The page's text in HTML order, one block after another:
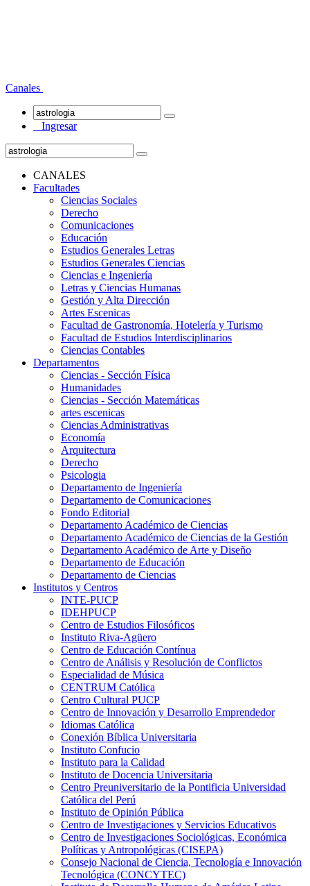
Canales
Ingresar
CANALES
Facultades
Ciencias Sociales
Derecho
Comunicaciones
Educación
Estudios Generales Letras
Estudios Generales Ciencias
Ciencias e Ingeniería
Letras y Ciencias Humanas
Gestión y Alta Dirección
Artes Escenicas
Facultad de Gastronomía, Hotelería y Turismo
Facultad de Estudios Interdisciplinarios
Ciencias Contables
Departamentos
Ciencias - Sección Física
Humanidades
Ciencias - Sección Matemáticas
artes escenicas
Ciencias Administrativas
Economía
Arquitectura
Derecho
Psicologia
Departamento de Ingeniería
Departamento de Comunicaciones
Fondo Editorial
Departamento Académico de Ciencias
Departamento Académico de Ciencias de la Gestión
Departamento Académico de Arte y Diseño
Departamento de Educación
Departamento de Ciencias
Institutos y Centros
INTE-PUCP
IDEHPUCP
Centro de Estudios Filosóficos
Instituto Riva-Agüero
Centro de Educación Contínua
Centro de Análisis y Resolución de Conflictos
Especialidad de Música
CENTRUM Católica
Centro Cultural PUCP
Centro de Innovación y Desarrollo Emprendedor
Idiomas Católica
Conexión Bíblica Universitaria
Instituto Confucio
Instituto para la Calidad
Instituto de Docencia Universitaria
Centro Preuniversitario de la Pontificia Universidad
Católica del Perú
Instituto de Opinión Pública
Centro de Investigaciones y Servicios Educativos
Centro de Investigaciones Sociológicas, Económica
Políticas y Antropológicas (CISEPA)
Consejo Nacional de Ciencia, Tecnología e Innovación
Tecnológica (CONCYTEC)